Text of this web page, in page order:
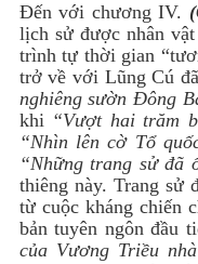
Đến với chương IV.
lịch sử được nhân
trình tự thời gian
trở về với Lũng Cú
nghiêng sườn Đông
khi “Vượt hai trăm
“Nhìn lên cờ Tổ
“Những trang sử đã
thiêng này. Trang sử
từ cuộc kháng chiến
bản tuyên ngôn đầu
của Vương Triều